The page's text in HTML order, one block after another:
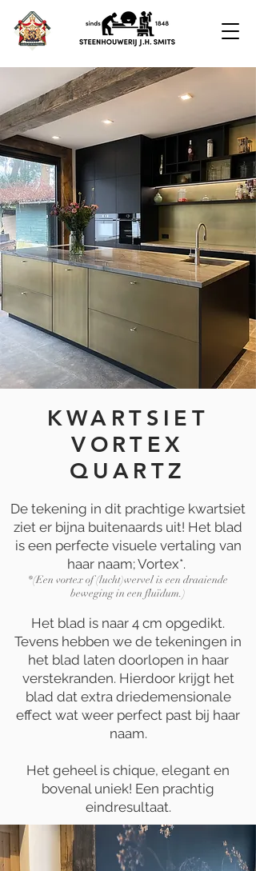
KWARTSIET
VORTEX
QUARTZ
De tekening in dit prachtige kwartsiet
ziet er bijna buitenaards uit! Het blad
is een perfecte visuele vertaling van
haar naam; Vortex*.
*(Een vortex of (lucht)wervel is een draaiende
beweging in een fluïdum.)
Het blad is naar 4 cm opgedikt.
Tevens hebben we de tekeningen in
het blad laten doorlopen in haar
verstekranden. Hierdoor krijgt het
blad dat extra driedemensionale
effect wat weer perfect past bij haar
naam.
Het geheel is chique, elegant en
bovenal uniek! Een prachtig
eindresultaat.